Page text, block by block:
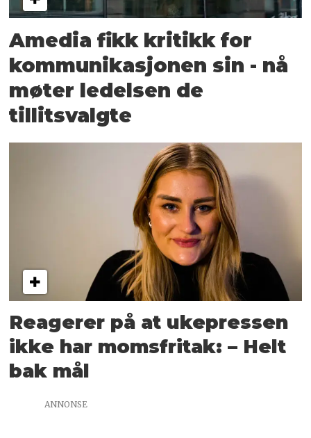
Amedia fikk kritikk for
kommunikasjonen sin - nå
møter ledelsen de
tillitsvalgte
Reagerer på at ukepressen
ikke har momsfritak: – Helt
bak mål
ANNONSE